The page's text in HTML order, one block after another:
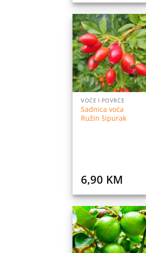
Dodaj
na
listu
želja
VOĆE I POVRĆE
Sadnica voća
Ružin šipurak
6,90 KM
Dodaj
na
listu